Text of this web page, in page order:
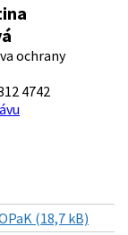
ochrany
4742
(18,7 kB)